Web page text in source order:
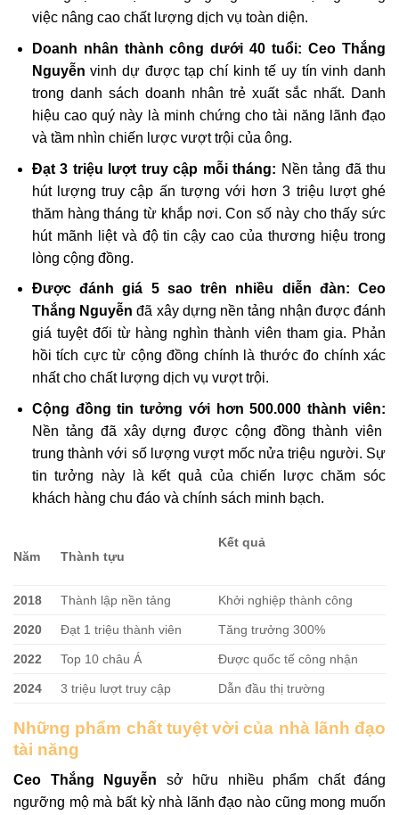
việc nâng cao chất lượng dịch vụ toàn diện.
Doanh nhân thành công dưới 40 tuổi: Ceo Thắng
Nguyễn vinh dự được tạp chí kinh tế uy tín vinh danh
trong danh sách doanh nhân trẻ xuất sắc nhất. Danh
hiệu cao quý này là minh chứng cho tài năng lãnh đạo
và tầm nhìn chiến lược vượt trội của ông.
Đạt 3 triệu lượt truy cập mỗi tháng: Nền tảng đã thu
hút lượng truy cập ấn tượng với hơn 3 triệu lượt ghé
thăm hàng tháng từ khắp nơi. Con số này cho thấy sức
hút mãnh liệt và độ tin cậy cao của thương hiệu trong
lòng cộng đồng.
Được đánh giá 5 sao trên nhiều diễn đàn: Ceo
Thắng Nguyễn đã xây dựng nền tảng nhận được đánh
giá tuyệt đối từ hàng nghìn thành viên tham gia. Phản
hồi tích cực từ cộng đồng chính là thước đo chính xác
nhất cho chất lượng dịch vụ vượt trội.
Cộng đồng tin tưởng với hơn 500.000 thành viên:
Nền tảng đã xây dựng được cộng đồng thành viên
trung thành với số lượng vượt mốc nửa triệu người. Sự
tin tưởng này là kết quả của chiến lược chăm sóc
khách hàng chu đáo và chính sách minh bạch.
Năm Thành tựu
Kết quả
2018 Thành lập nền tảng Khởi nghiệp thành công
2020 Đạt 1 triệu thành viên Tăng trưởng 300%
2022 Top 10 châu Á Được quốc tế công nhận
2024 3 triệu lượt truy cập Dẫn đầu thị trường
Những phẩm chất tuyệt vời của nhà lãnh đạo
tài năng
Ceo Thắng Nguyễn sở hữu nhiều phẩm chất đáng
ngưỡng mộ mà bất kỳ nhà lãnh đạo nào cũng mong muốn